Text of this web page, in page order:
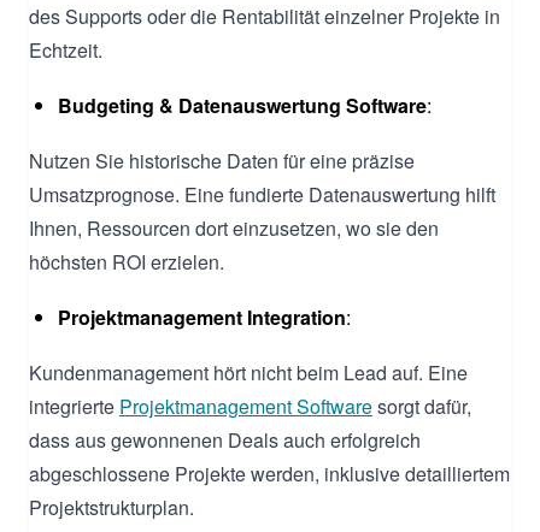
des Supports oder die Rentabilität einzelner Projekte in
Echtzeit.
Budgeting & Datenauswertung Software:
Nutzen Sie historische Daten für eine präzise
Umsatzprognose. Eine fundierte Datenauswertung hilft
Ihnen, Ressourcen dort einzusetzen, wo sie den
höchsten ROI erzielen.
Projektmanagement Integration:
Kundenmanagement hört nicht beim Lead auf. Eine
integrierte Projektmanagement Softwaresorgt dafür,
dass aus gewonnenen Deals auch erfolgreich
abgeschlossene Projekte werden, inklusive detailliertem
Projektstrukturplan.